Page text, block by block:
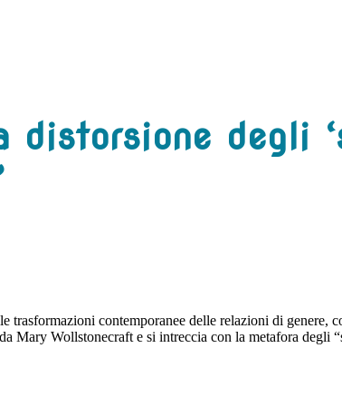
distorsione degli
trasformazioni contemporanee delle relazioni di genere,
Mary Wollstonecraft e si intreccia con la metafora degli